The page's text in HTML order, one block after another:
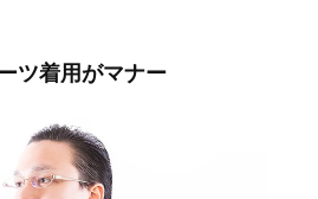
ツ着用がマナー